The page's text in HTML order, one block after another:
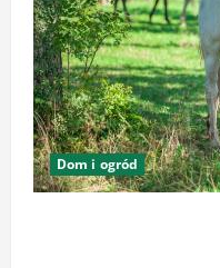
Dom i ogród